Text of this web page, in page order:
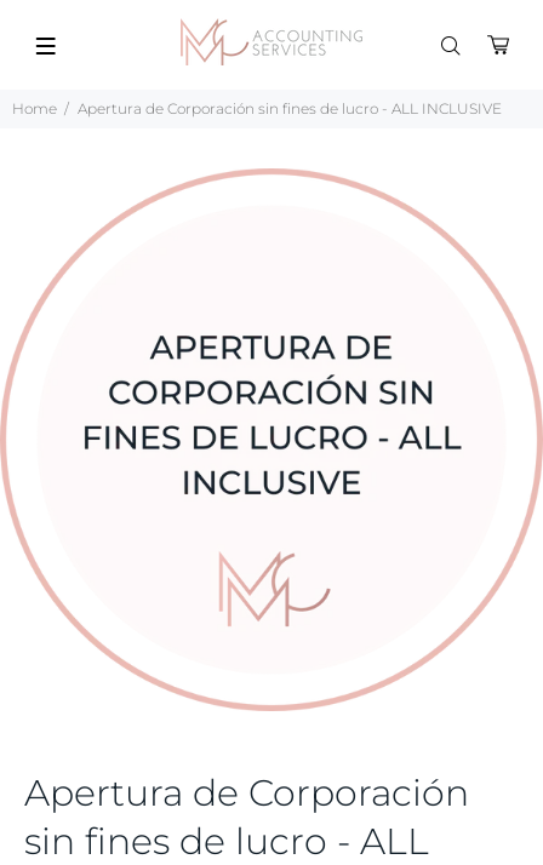
Home Apertura de Corporación sin fines de lucro - ALL INCLUSIVE
Apertura de Corporación
sin fines de lucro - ALL